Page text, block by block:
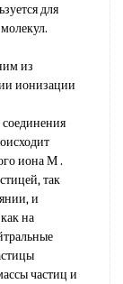
для
из
ионизации
иона М .
так
и
на
частиц и